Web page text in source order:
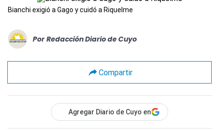
Bianchi exigió a Gago y cuidó a Riquelme
Por Redacción Diario de Cuyo
Compartir
Agregar Diario de Cuyo en